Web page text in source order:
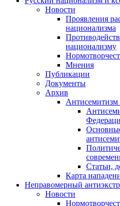
Новости
Проявления
национализма
национализму
Мнения
Публикации
Документы
Архив
Антисемитизм
Статьи,
Карта
Неправомерный
Новости